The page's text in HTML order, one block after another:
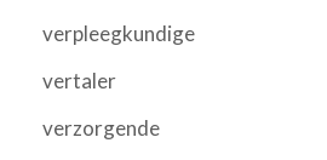
verpleegkundige
vertaler
verzorgende